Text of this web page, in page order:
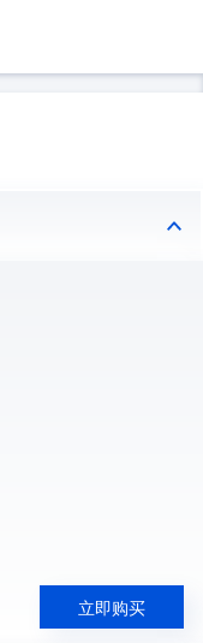
立即购买